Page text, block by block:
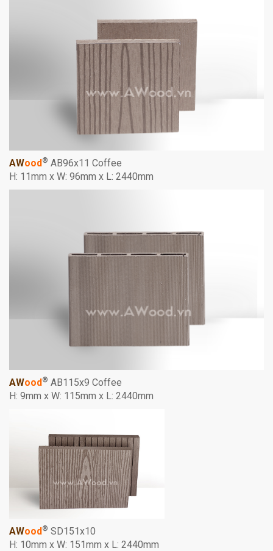
AWood® AB96x11 Coffee
H: 11mm x W: 96mm x L: 2440mm
AWood® AB115x9 Coffee
H: 9mm x W: 115mm x L: 2440mm
AWood® SD151x10
H: 10mm x W: 151mm x L: 2440mm